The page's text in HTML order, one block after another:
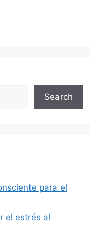
Search
para el
el estrés al